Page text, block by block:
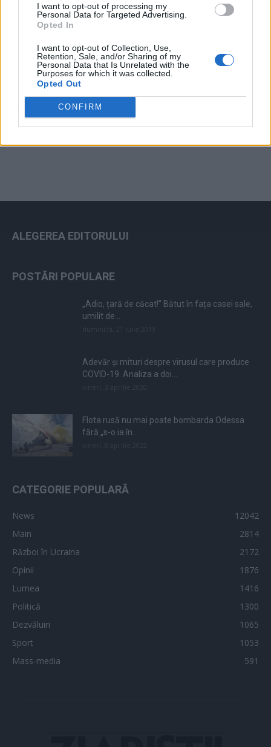
I want to opt-out of processing my
Personal Data for Targeted Advertising.
Opted In
I want to opt-out of Collection, Use,
Retention, Sale, and/or Sharing of my
Personal Data that Is Unrelated with the
Purposes for which it was collected.
Opted Out
CONFIRM
ad
ALEGEREA EDITORULUI
POSTĂRI POPULARE
„Adio, țară de căcat!” Bătut în fața casei sale,
umilit de...
Adevăr și mituri despre virusul care produce
COVID-19. Analiza a doi...
Flota rusă nu mai poate bombarda Odessa
fără „s-o ia în...
CATEGORIE POPULARĂ
News
12042
Main
2814
Război în Ucraina
2172
Opinii
1876
Lumea
1416
Politică
1300
Dezvăluiri
1065
Sport
1053
Mass-media
591